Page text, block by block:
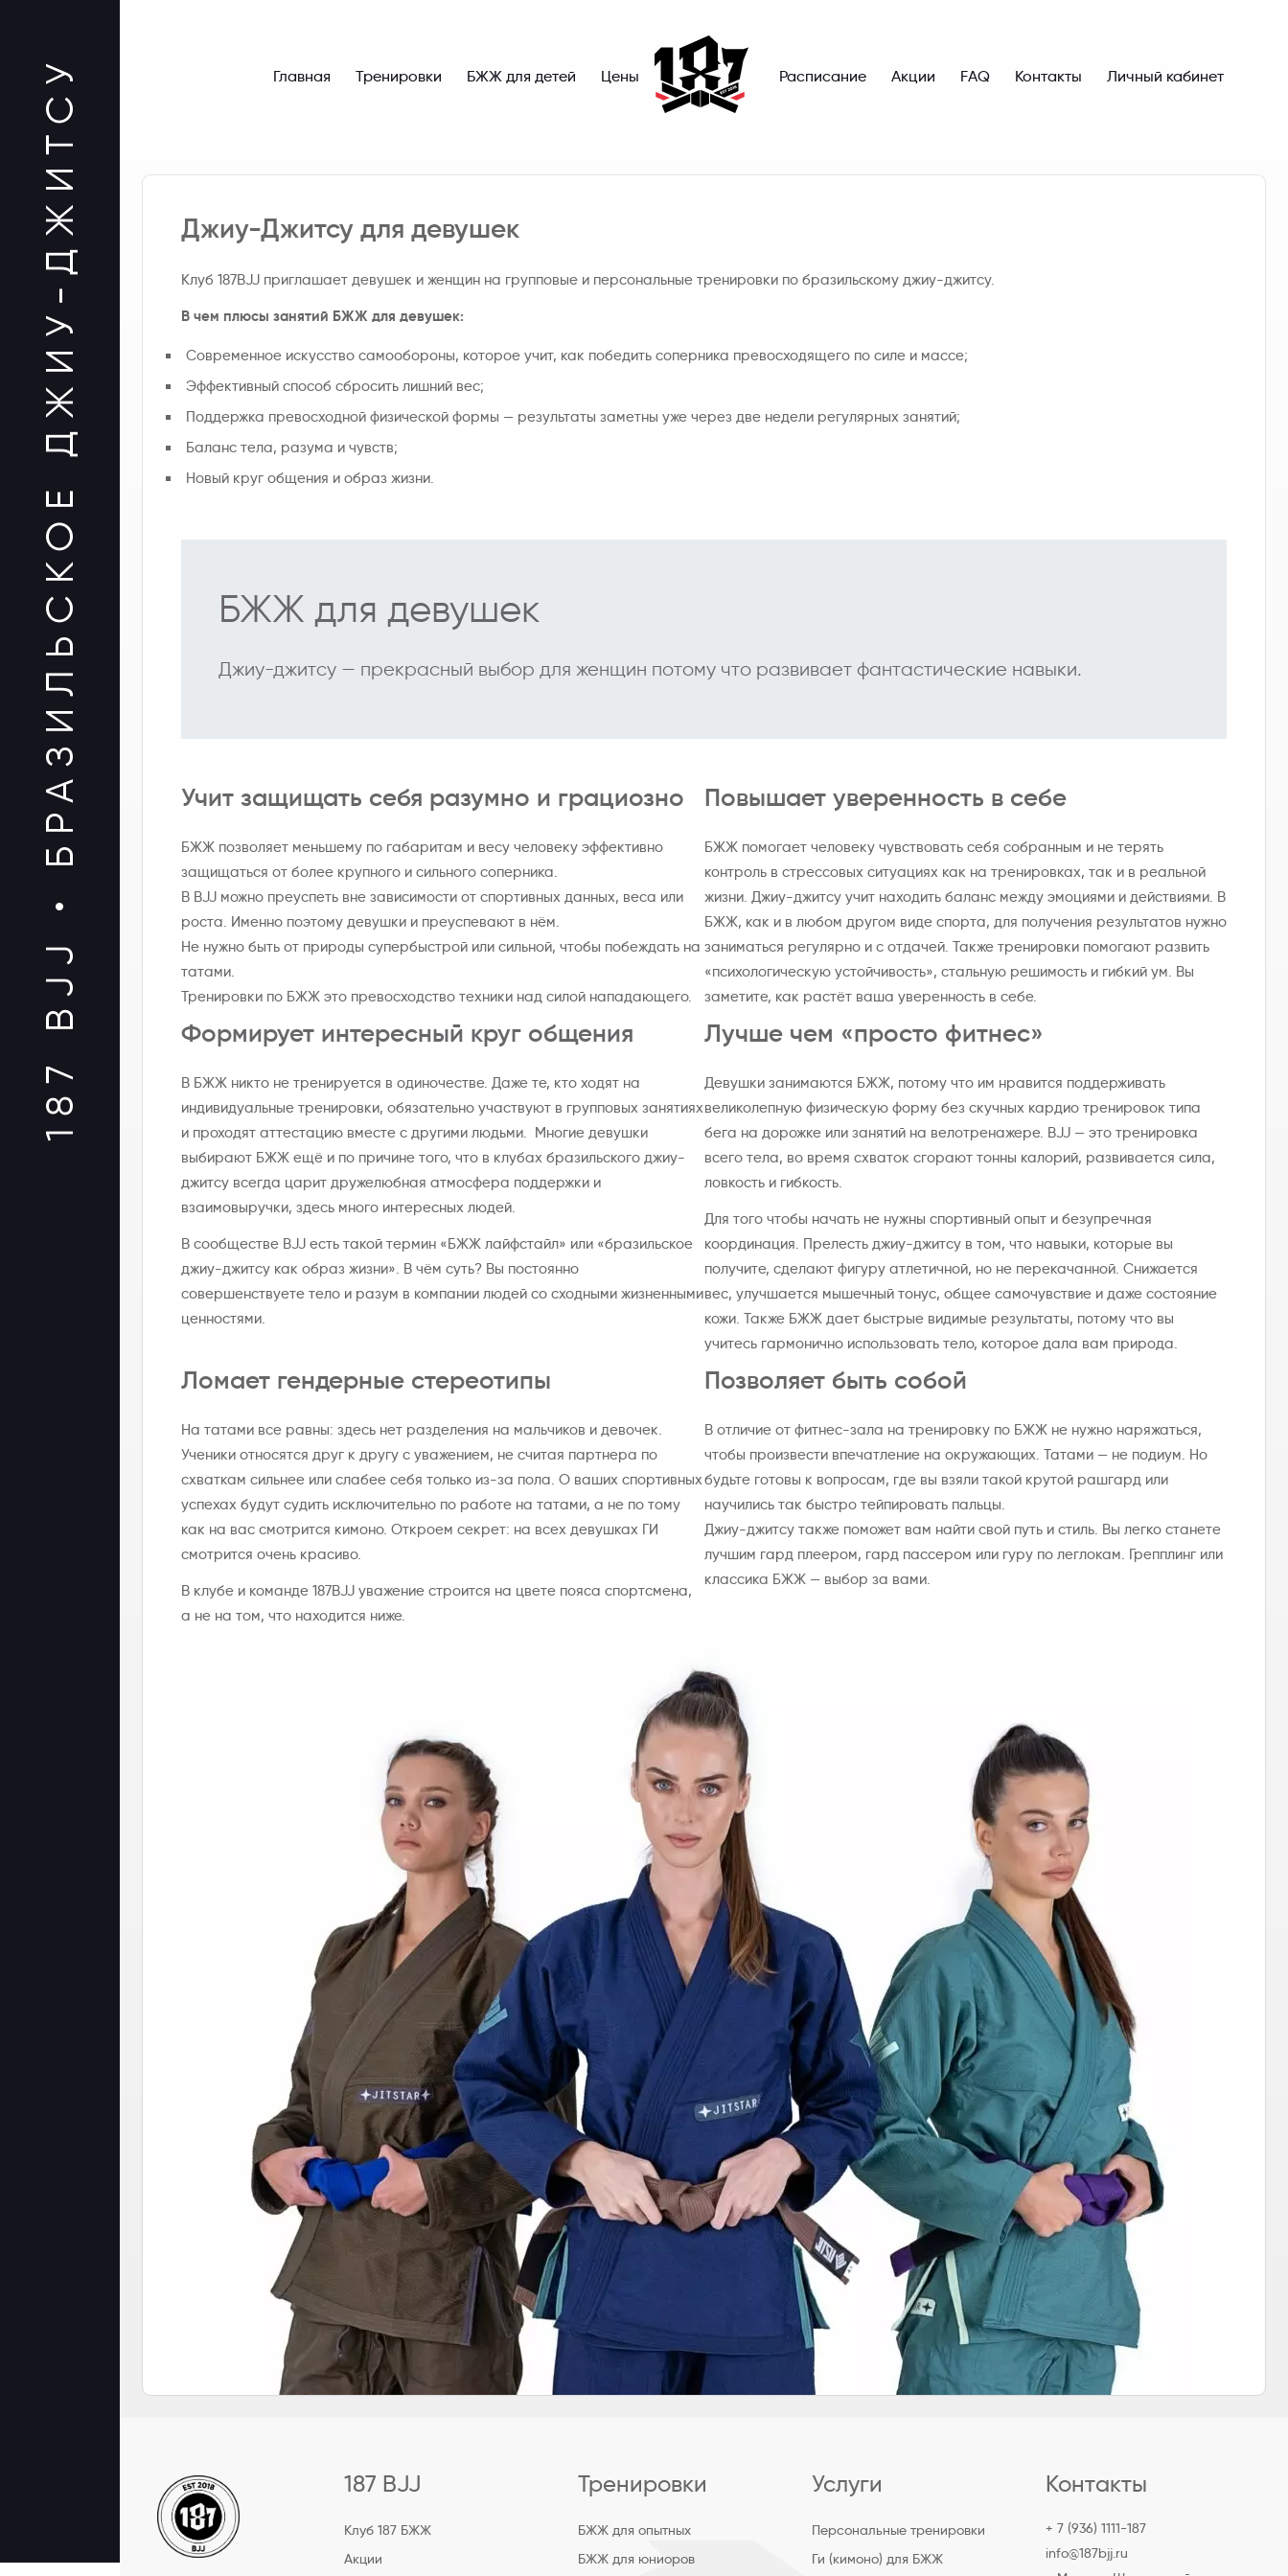
187 BJJ •
БРАЗИЛЬСКОЕ ДЖИУ-ДЖИТСУ Главная Тренировки БЖЖ для детей Цены Расписание Акции FAQ Контакты Личный кабинет
Джиу-Джитсу для девушек
Клуб 187BJJ приглашает девушек и женщин на групповые и персональные тренировки по бразильскому джиу-джитсу.
В чем плюсы занятий БЖЖ для девушек:
Современное искусство самообороны, которое учит, как победить соперника превосходящего по силе и массе;
Эффективный способ сбросить лишний вес;
Поддержка превосходной физической формы — результаты заметны уже через две недели регулярных занятий;
Баланс тела, разума и чувств;
Новый круг общения и образ жизни.
БЖЖ для девушек
Джиу-джитсу — прекрасный выбор для женщин потому что развивает фантастические навыки.
Учит защищать себя разумно и грациозно
БЖЖ позволяет меньшему по габаритам и весу человеку эффективно
защищаться от более крупного и сильного соперника.
В BJJ можно преуспеть вне зависимости от спортивных данных, веса или
роста. Именно поэтому девушки и преуспевают в нём.
Не нужно быть от природы супербыстрой или сильной, чтобы побеждать на
татами.
Тренировки по БЖЖ это превосходство техники над силой нападающего.
Повышает уверенность в себе
БЖЖ помогает человеку чувствовать себя собранным и не терять
контроль в стрессовых ситуациях как на тренировках, так и в реальной
жизни. Джиу-джитсу учит находить баланс между эмоциями и действиями. В
БЖЖ, как и в любом другом виде спорта, для получения результатов нужно
заниматься регулярно и с отдачей. Также тренировки помогают развить
«психологическую устойчивость», стальную решимость и гибкий ум. Вы
заметите, как растёт ваша уверенность в себе.
Формирует интересный круг общения
В БЖЖ никто не тренируется в одиночестве. Даже те, кто ходят на
индивидуальные тренировки, обязательно участвуют в групповых занятиях
и проходят аттестацию вместе с другими людьми. Многие девушки
выбирают БЖЖ ещё и по причине того, что в клубах бразильского джиу-
джитсу всегда царит дружелюбная атмосфера поддержки и
взаимовыручки, здесь много интересных людей.
В сообществе BJJ есть такой термин «БЖЖ лайфстайл» или «бразильское
джиу-джитсу как образ жизни». В чём суть? Вы постоянно
совершенствуете тело и разум в компании людей со сходными жизненными
ценностями.
Лучше чем «просто фитнес»
Девушки занимаются БЖЖ, потому что им нравится поддерживать
великолепную физическую форму без скучных кардио тренировок типа
бега на дорожке или занятий на велотренажере. BJJ — это тренировка
всего тела, во время схваток сгорают тонны калорий, развивается сила,
ловкость и гибкость.
Для того чтобы начать не нужны спортивный опыт и безупречная
координация. Прелесть джиу-джитсу в том, что навыки, которые вы
получите, сделают фигуру атлетичной, но не перекачанной. Снижается
вес, улучшается мышечный тонус, общее самочувствие и даже состояние
кожи. Также БЖЖ дает быстрые видимые результаты, потому что вы
учитесь гармонично использовать тело, которое дала вам природа.
Ломает гендерные стереотипы
На татами все равны: здесь нет разделения на мальчиков и девочек.
Ученики относятся друг к другу с уважением, не считая партнера по
схваткам сильнее или слабее себя только из-за пола. О ваших спортивных
успехах будут судить исключительно по работе на татами, а не по тому
как на вас смотрится кимоно. Откроем секрет: на всех девушках ГИ
смотрится очень красиво.
В клубе и команде 187BJJ уважение строится на цвете пояса спортсмена,
а не на том, что находится ниже.
Позволяет быть собой
В отличие от фитнес-зала на тренировку по БЖЖ не нужно наряжаться,
чтобы произвести впечатление на окружающих. Татами — не подиум. Но
будьте готовы к вопросам, где вы взяли такой крутой рашгард или
научились так быстро тейпировать пальцы.
Джиу-джитсу также поможет вам найти свой путь и стиль. Вы легко станете
лучшим гард плеером, гард пассером или гуру по леглокам. Грепплинг или
классика БЖЖ — выбор за вами.
187 BJJ
Клуб 187 БЖЖ
Акции
Тренировки
БЖЖ для опытных
БЖЖ для юниоров
Услуги
Персональные тренировки
Ги (кимоно) для БЖЖ
Контакты
+ 7 (936) 1111-187
info@187bjj.ru